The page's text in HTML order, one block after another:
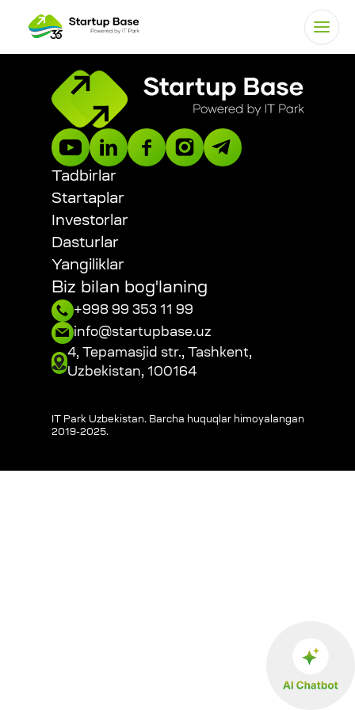
Tadbirlar
Startaplar
Investorlar
Dasturlar
Yangiliklar
Biz bilan bog'laning
+998 99 353 11 99
info@startupbase.uz
4, Tepamasjid str., Tashkent,
Uzbekistan, 100164
IT Park Uzbekistan. Barcha huquqlar himoyalangan
2019-2025.